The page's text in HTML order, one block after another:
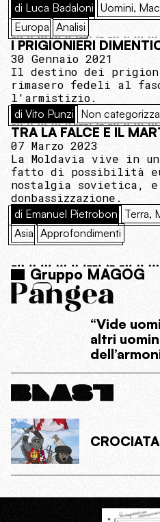
di Luca Badaloni Uomini,
Europa Analisi
I PRIGIONIERI
30 Gennaio 2021
Il destino dei
rimasero fedeli al
l'armistizio.
di Vito Punzi Non
TRA LA FALCE E IL
07 Marzo 2023
La Moldavia vive in
fatto di possibilità
nostalgia sovietica,
donbassizzazione.
di Emanuel Pietrobon Terra,
Asia Approfondimenti
Gruppo MAGOG
“Vide
altri